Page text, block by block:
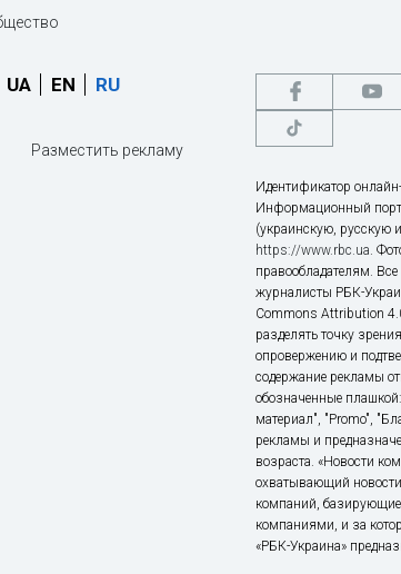
UA EN RU
Разместить рекламу
Идентификатор
Информационный
(украинскую, русскую
https://www.rbc.ua.
правообладателям.
журналисты РБК-
Commons Attribution
разделять точку
опровержению и
содержание рекламы
обозначенные
материал", "Promo",
рекламы и
возраста. «Новости
охватывающий
компаний,
компаниями, и за
«РБК-Украина»